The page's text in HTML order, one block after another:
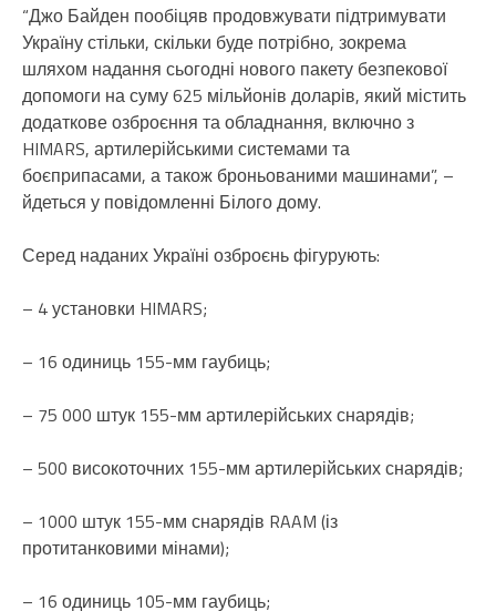
“Джо Байден пообіцяв продовжувати підтримувати
Україну стільки, скільки буде потрібно, зокрема
шляхом надання сьогодні нового пакету безпекової
допомоги на суму 625 мільйонів доларів, який містить
додаткове озброєння та обладнання, включно з
HIMARS, артилерійськими системами та
боєприпасами, а також броньованими машинами”, –
йдеться у повідомленні Білого дому.
Серед наданих Україні озброєнь фігурують:
– 4 установки HIMARS;
– 16 одиниць 155-мм гаубиць;
– 75 000 штук 155-мм артилерійських снарядів;
– 500 високоточних 155-мм артилерійських снарядів;
– 1000 штук 155-мм снарядів RAAM (із
протитанковими мінами);
– 16 одиниць 105-мм гаубиць;